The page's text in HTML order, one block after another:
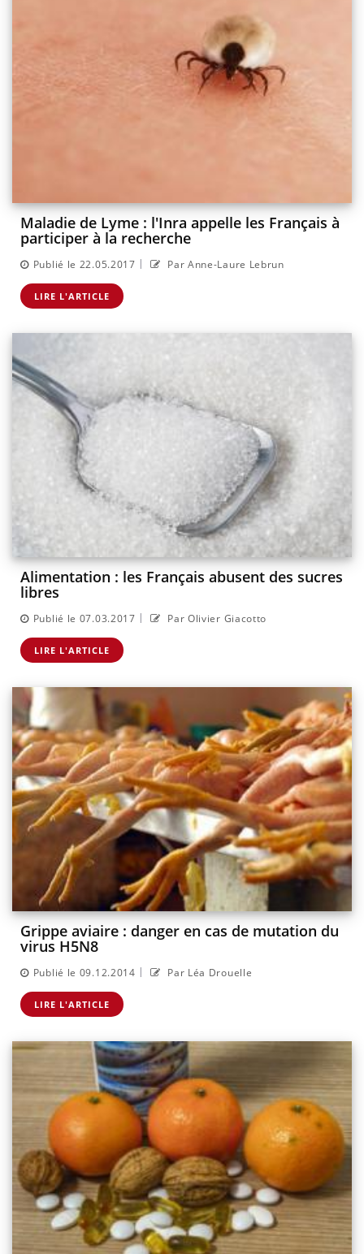
Maladie de Lyme : l'Inra appelle les Français à
participer à la recherche
Publié le 22.05.2017 | Par Anne-Laure Lebrun
LIRE L'ARTICLE
Alimentation : les Français abusent des sucres
libres
Publié le 07.03.2017 | Par Olivier Giacotto
LIRE L'ARTICLE
Grippe aviaire : danger en cas de mutation du
virus H5N8
Publié le 09.12.2014 | Par Léa Drouelle
LIRE L'ARTICLE